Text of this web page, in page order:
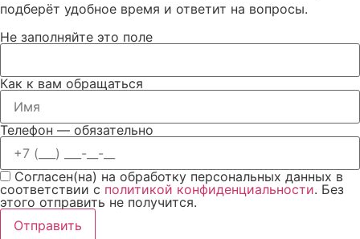
подберёт удобное время и ответит на вопросы.
Не заполняйте это поле
Как к вам обращаться
Телефон — обязательно
Согласен(на) на обработку персональных данных в
соответствии с политикой конфиденциальности. Без
этого отправить не получится.
Отправить